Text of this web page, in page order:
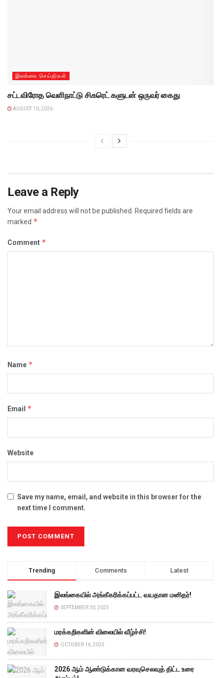
இலங்கை செய்திகள்
சட்டவிரோத வெளிநாட்டு சிகரெட் களுடன் ஒருவர் கைது
AUGUST 10, 2026
Leave a Reply
Your email address will not be published. Required fields are
marked *
Comment *
Name *
Email *
Website
Save my name, email, and website in this browser for the
next time I comment.
Trending Comments Latest
இலங்கையில் அங்கீகரிக்கப்பட்ட வயதான மனிதர்!
SEPTEMBER 30, 2025
மரக்கறிகளின் விலையில் வீழ்ச்சி!
OCTOBER 16, 2025
2026 ஆம் ஆண்டுக்கான வரவுசெலவுத் திட்ட உரை